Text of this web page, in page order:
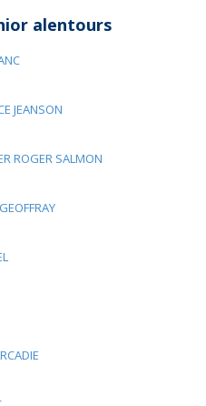
alentours
JEANSON
ROGER SALMON